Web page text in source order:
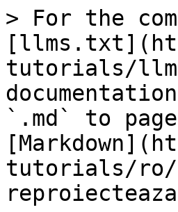
> For the
tutorials/
`.md` to
tutorials/